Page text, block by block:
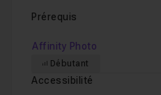
Prérequis
Affinity Photo
Débutant
Accessibilité